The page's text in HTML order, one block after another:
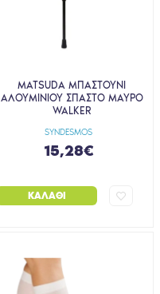
SYNDESMOS
MATSUDA ΜΠΑΣΤΟΥΝΙ
ΑΛΟΥΜΙΝΙΟΥ ΣΠΑΣΤΟ ΜΑΥΡΟ
WALKER
15,28€
ΚΑΛΆΘΙ